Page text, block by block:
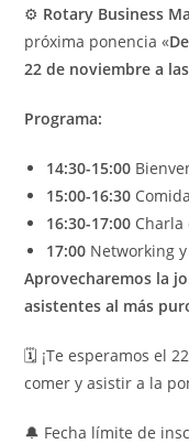
⚙️ Rotary Business
próxima ponencia «
22 de noviembre a
Programa:
14:30-15:00
15:00-16:30
16:30-17:00
17:00 Networking
Aprovecharemos la
asistentes al más
🗓️ ¡Te esperamos el
comer y asistir a la
🔔 Fecha límite de